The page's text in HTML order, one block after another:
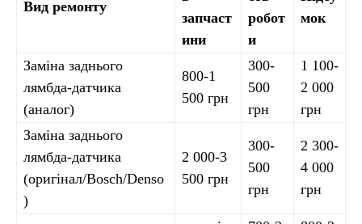
Вид ремонту
запчаст
ини
робот
и
мок
Заміна заднього
лямбда-датчика
(аналог)
800-1
500 грн
300-
500
грн
1 100-
2 000
грн
Заміна заднього
лямбда-датчика
(оригінал/Bosch/Denso
)
2 000-3
500 грн
300-
500
грн
2 300-
4 000
грн